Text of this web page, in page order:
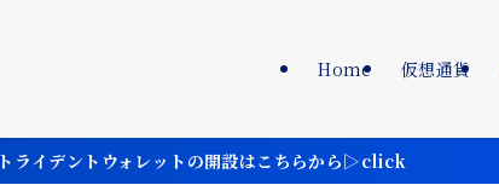
Home 仮想通貨
トライデントウォレットの開設はこちらから▷click